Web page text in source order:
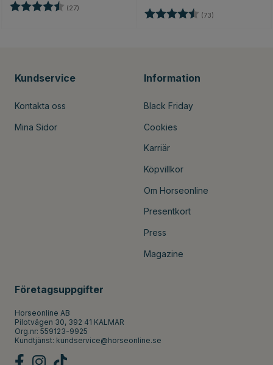
Betyg: (27)
Betyg: (73)
Kundservice
Kontakta oss
Mina Sidor
Information
Black Friday
Cookies
Karriär
Köpvillkor
Om Horseonline
Presentkort
Press
Magazine
Företagsuppgifter
Horseonline AB
Pilotvägen 30, 392 41 KALMAR
Org.nr: 559123-9925
Kundtjänst: kundservice@horseonline.se